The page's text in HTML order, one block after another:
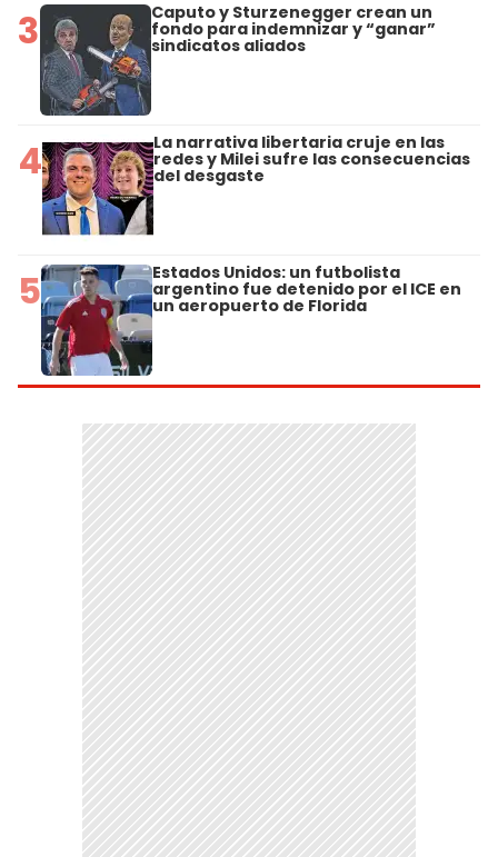
3 Caputo y Sturzenegger crean un
fondo para indemnizar y “ganar”
sindicatos aliados
4 La narrativa libertaria cruje en las
redes y Milei sufre las consecuencias
del desgaste
5 Estados Unidos: un futbolista
argentino fue detenido por el ICE en
un aeropuerto de Florida